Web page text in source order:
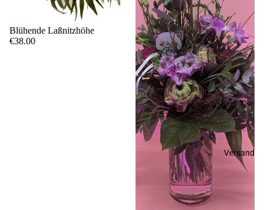
Versand
Blühende Laßnitzhöhe
€38.00